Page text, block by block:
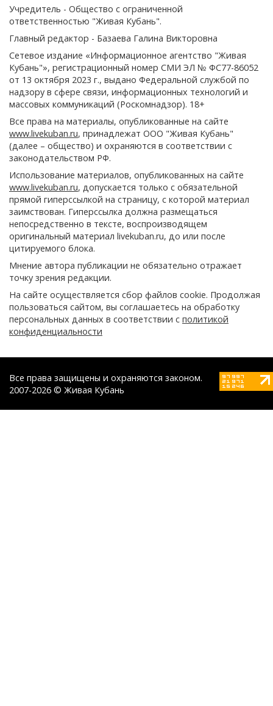
Учредитель - Общество с ограниченной
ответственностью "Живая Кубань".
Главный редактор - Базаева Галина Викторовна
Сетевое издание «Информационное агентство "Живая
Кубань"», регистрационный номер СМИ ЭЛ № ФС77-86052
от 13 октября 2023 г., выдано Федеральной службой по
надзору в сфере связи, информационных технологий и
массовых коммуникаций (Роскомнадзор). 18+
Все права на материалы, опубликованные на сайте
www.livekuban.ru, принадлежат ООО "Живая Кубань"
(далее – общество) и охраняются в соответствии с
законодательством РФ.
Использование материалов, опубликованных на сайте
www.livekuban.ru, допускается только с обязательной
прямой гиперссылкой на страницу, с которой материал
заимствован. Гиперссылка должна размещаться
непосредственно в тексте, воспроизводящем
оригинальный материал livekuban.ru, до или после
цитируемого блока.
Мнение автора публикации не обязательно отражает
точку зрения редакции.
На сайте осуществляется сбор файлов cookie. Продолжая
пользоваться сайтом, вы соглашаетесь на обработку
персональных данных в соответствии с политикой
конфиденциальности
Все права защищены и охраняются законом.
2007-2026 © Живая Кубань